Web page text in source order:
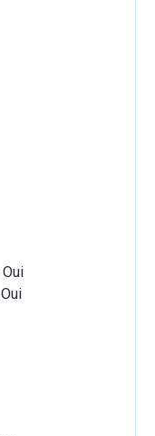
Oui
Oui